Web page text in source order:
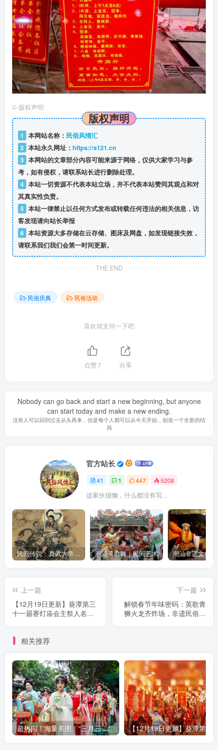
© 版权声明
版权声明
1 本网站名称： 民俗风情汇
2 本站永久网址： https://s121.cn
3 本网站的文章部分内容可能来源于网络，仅供大家学习与参
考，如有侵权，请联系站长进行删除处理。
4 本站一切资源不代表本站立场，并不代表本站赞同其观点和对
其真实性负责。
5 本站一律禁止以任何方式发布或转载任何违法的相关信息，访
客发现请向站长举报
6 本站资源大多存储在云存储、图床及网盘，如发现链接失效，
请联系我们我们会第一时间更新。
THE END
民俗庆典 民俗活动
喜欢就支持一下吧
点赞7 分享
Nobody can go back and start a new beginning, but anyone
can start today and make a new ending.
没有人可以回到过去从头再来，但是每个人都可以从今天开始，创造一个全新的结
局
官方站长
41 1 447 5208
这家伙很懒，什么都没有写...
民间传说：真武大帝的由来 潮汕英歌舞｜民间艺术
上一篇
【12月19日更新】葵潭第三
十一届赛灯庙会主祭人名单
下一篇
解锁春节年味密码：英歌青
狮火龙齐炸场，非遗民俗场
相关推荐
超热闹！海量美图！“三月三·荔枝湾”民俗文化活动